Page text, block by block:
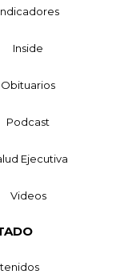
Inside
Obituarios
Podcast
Ejecutiva
Videos